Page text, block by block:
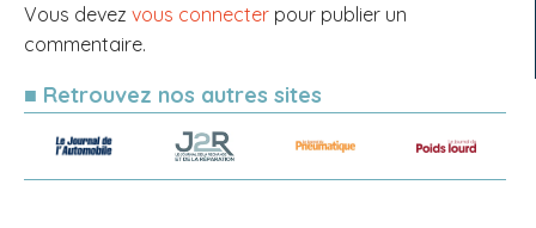
Vous devez vous connecter pour publier un
commentaire.
■ Retrouvez nos autres sites